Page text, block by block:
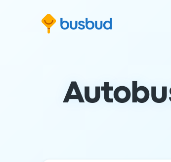
formulaire de recherche
Aller au contenu
Aller au pied de page